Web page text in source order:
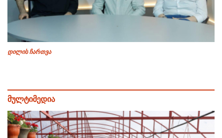
დილის ჩართვა
მულტიმედია